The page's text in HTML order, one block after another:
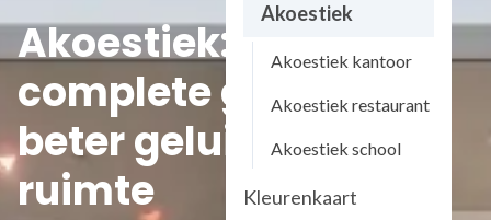
Akoestiek
Akoestiek kantoor
Akoestiek restaurant
Akoestiek school
Kleurenkaart
Akoestiek: de
complete gids voor
beter geluid in elke
ruimte